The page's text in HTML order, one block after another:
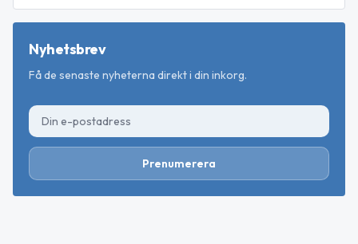
Nyhetsbrev
Få de senaste nyheterna direkt i din inkorg.
Prenumerera